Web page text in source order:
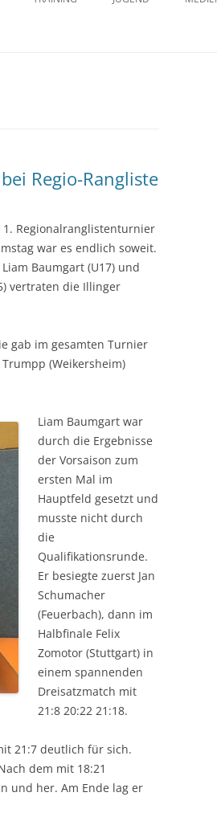
–
2026
Regio-Rangliste
Regionalranglistenturnier
war es endlich soweit.
Baumgart (U17) und
vertraten die Illinger
gab im gesamten Turnier
(Weikersheim)
Liam Baumgart war
durch die Ergebnisse
der Vorsaison zum
ersten Mal im
Hauptfeld gesetzt und
musste nicht durch
die
Qualifikationsrunde.
Er besiegte zuerst Jan
Schumacher
(Feuerbach), dann im
Halbfinale Felix
Zomotor (Stuttgart) in
einem spannenden
Dreisatzmatch mit
21:8 20:22 21:18.
21:7 deutlich für sich.
dem mit 18:21
und her. Am Ende lag er